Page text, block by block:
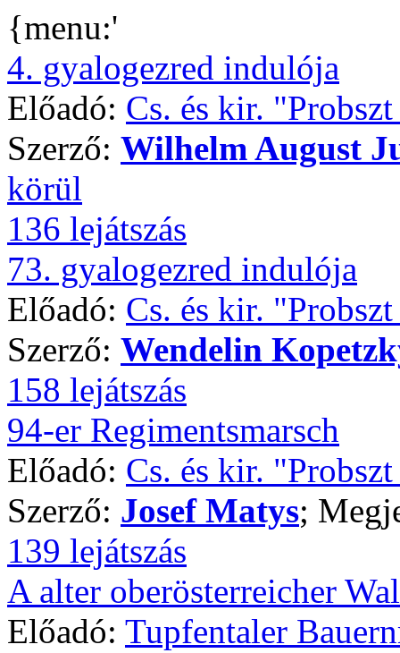
{menu:'
4. gyalogezred indulója
Előadó: Cs. és kir.
Szerző: Wilhelm August
körül
136 lejátszás
73. gyalogezred indulója
Előadó: Cs. és kir.
Szerző: Wendelin
158 lejátszás
94-er Regimentsmarsch
Előadó: Cs. és kir.
Szerző: Josef Matys;
139 lejátszás
A alter oberösterreicher
Előadó: Tupfentaler